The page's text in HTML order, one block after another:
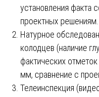
установления факта
проектных решениям.
Натурное
колодцев (наличие
фактических
мм, сравнение с
Телеинспекция